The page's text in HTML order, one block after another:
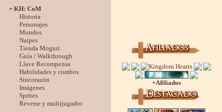
+ KH: CoM
Historia
Personajes
Mundos
Naipes
Tienda Moguri
Guía / Walkthrough
Llave Recompensa
Habilidades y combos
Sincorazón
Imágenes
Sprites
Reverse y multijugador
+Afiliados